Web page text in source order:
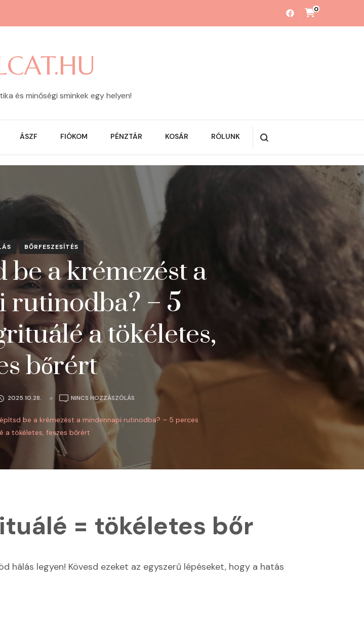
0
és minőségi sminkek egy helyen!
ÁSZF FIÓKOM PÉNZTÁR KOSÁR RÓLUNK
BŐRFESZESÍTÉS
be a krémezést a
rutinodba? – 5
a tökéletes,
bőrért
2025.10.28. NINCS HOZZÁSZÓLÁSA(Z)
ÉPÍTSD
MINDENNAPI
PERCES
SZÉPSÉGRITUÁLÉ
A
BŐRÉRT
be a krémezést a mindennapi rutinodba? – 5 perces
a tökéletes, feszes bőrért
= tökéletes bőr
legyen! Kövesd ezeket az egyszerű lépéseket, hogy a hatás